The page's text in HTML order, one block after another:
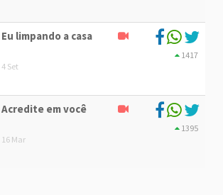
Eu limpando a casa
4 Set
1417
Acredite em você
16 Mar
1395